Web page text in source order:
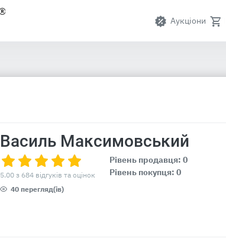
Аукціони
Василь Максимовський
5.00 з 684 відгуків та оцінок
40 перегляд(ів)
Рівень продавця: 0
Рівень покупця: 0